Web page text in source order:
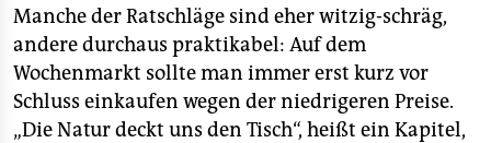
Manche der Ratschläge sind eher witzig-schräg,
andere durchaus praktikabel: Auf dem
Wochenmarkt sollte man immer erst kurz vor
Schluss einkaufen wegen der niedrigeren Preise.
„Die Natur deckt uns den Tisch“, heißt ein Kapitel,